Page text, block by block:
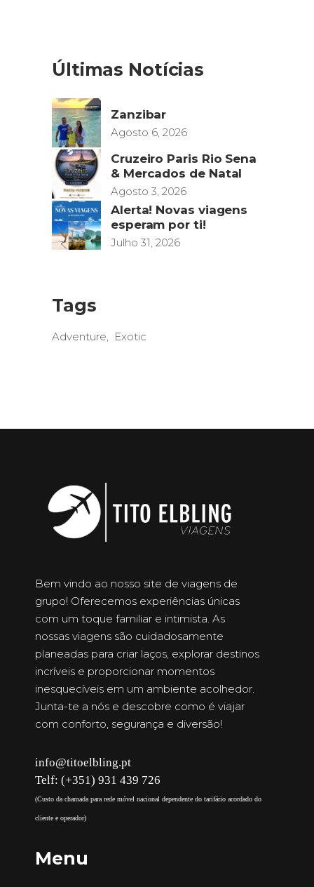
Últimas Notícias
Zanzibar
Agosto 6, 2026
Cruzeiro Paris Rio Sena
& Mercados de Natal
Agosto 3, 2026
Alerta! Novas viagens
esperam por ti!
Julho 31, 2026
Tags
Adventure Exotic
Bem vindo ao nosso site de viagens de
grupo! Oferecemos experiências únicas
com um toque familiar e intimista. As
nossas viagens são cuidadosamente
planeadas para criar laços, explorar destinos
incríveis e proporcionar momentos
inesquecíveis em um ambiente acolhedor.
Junta-te a nós e descobre como é viajar
com conforto, segurança e diversão!
info@titoelbling.pt
Telf: (+351) 931 439 726
(Custo da chamada para rede móvel nacional dependente do tarifário acordado do
cliente e operador)
Menu